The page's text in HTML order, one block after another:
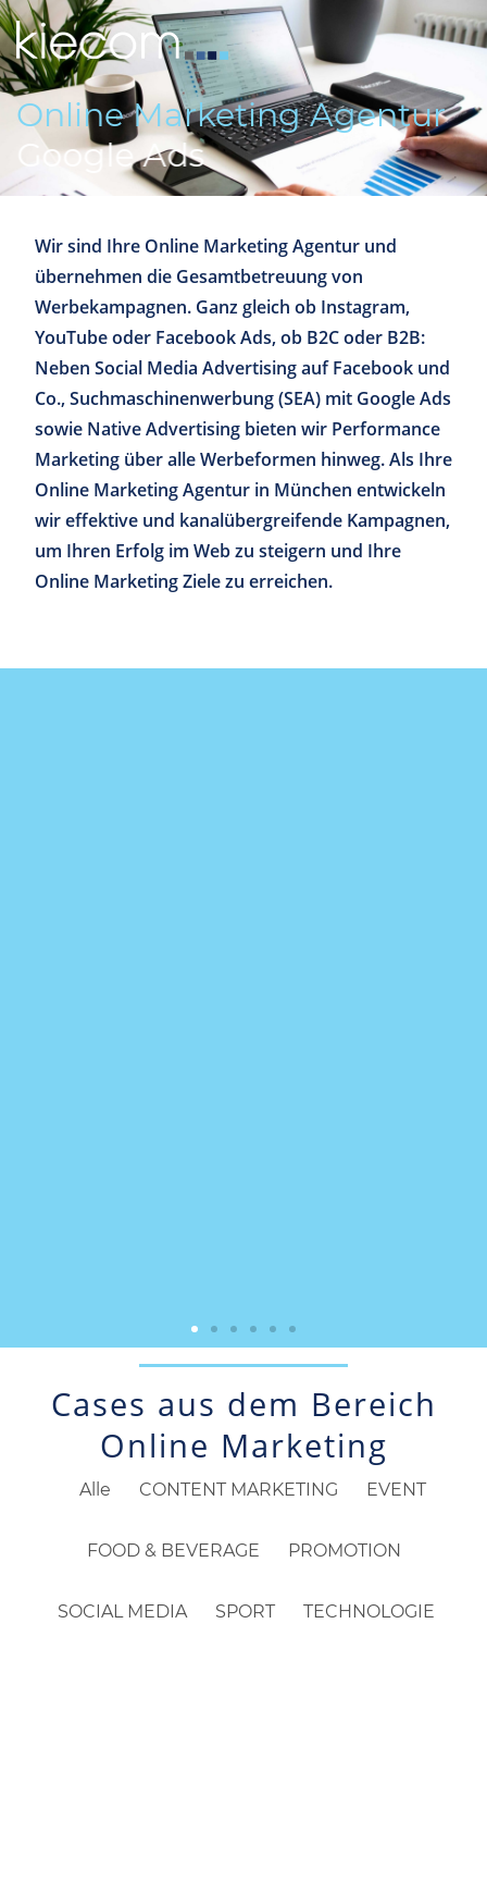
Online Marketing Agentur
Google Ads
Wir sind Ihre Online Marketing Agentur und
übernehmen die Gesamtbetreuung von
Werbekampagnen. Ganz gleich ob Instagram,
YouTube oder Facebook Ads, ob B2C oder B2B:
Neben Social Media Advertising auf Facebook und
Co., Suchmaschinenwerbung (SEA) mit Google Ads
sowie Native Advertising bieten wir Performance
Marketing über alle Werbeformen hinweg. Als Ihre
Online Marketing Agentur in München entwickeln
wir effektive und kanalübergreifende Kampagnen,
um Ihren Erfolg im Web zu steigern und Ihre
Online Marketing Ziele zu erreichen.
Cases aus dem Bereich
Online Marketing
Alle CONTENT MARKETING EVENT
FOOD & BEVERAGE PROMOTION
SOCIAL MEDIA SPORT TECHNOLOGIE